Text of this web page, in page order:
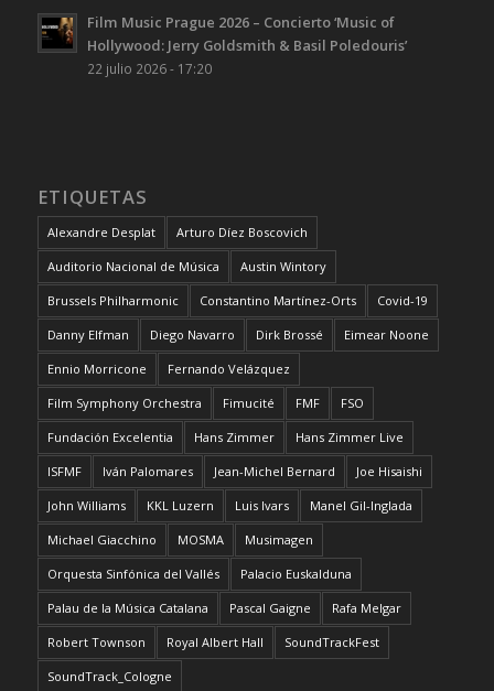
Film Music Prague 2026 – Concierto ‘Music of
Hollywood: Jerry Goldsmith & Basil Poledouris’
22 julio 2026 - 17:20
ETIQUETAS
Alexandre Desplat Arturo Díez Boscovich
Auditorio Nacional de Música Austin Wintory
Brussels Philharmonic Constantino Martínez-Orts Covid-19
Danny Elfman Diego Navarro Dirk Brossé Eimear Noone
Ennio Morricone Fernando Velázquez
Film Symphony Orchestra Fimucité FMF FSO
Fundación Excelentia Hans Zimmer Hans Zimmer Live
ISFMF Iván Palomares Jean-Michel Bernard Joe Hisaishi
John Williams KKL Luzern Luis Ivars Manel Gil-Inglada
Michael Giacchino MOSMA Musimagen
Orquesta Sinfónica del Vallés Palacio Euskalduna
Palau de la Música Catalana Pascal Gaigne Rafa Melgar
Robert Townson Royal Albert Hall SoundTrackFest
SoundTrack_Cologne